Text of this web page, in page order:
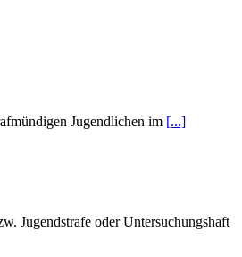
Jugendlichen im [...]
Jugendstrafe oder Untersuchungshaft